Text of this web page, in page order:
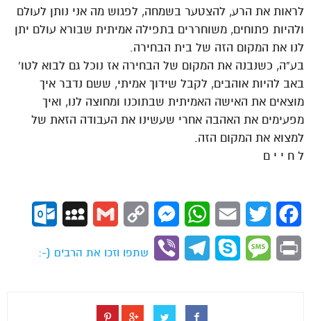
לראות את הרע, להצטער בשמחה, לפגוש מה אני נותן לעולם
ולהיות פתוחים, משוחררים בתפילה אמיתית שבורא עולם יתן
לנו את המקום הזה של בית הבחירה.
בע”ה, כשנבנה את המקום של הבחירה אז נוכל גם לבוא לטו’
באב להיות אוהבים, לקבל שידוך אמיתי, ששם נדבר איך
מוצאים את האישה האמיתית שבתוכנו ומחוצה לנו, ואיך
מפעימים את האהבה אחרי שעשינו את העבודה הזאת של
למצוא את המקום הזה.
ל ח י י ם
Facebook
Twitter
Email
WhatsApp
Messenger
Copy
Gmail
MySpace
Print
Message
Skype
Telegram
Viber
שתפו וזכו את הרבים (-: